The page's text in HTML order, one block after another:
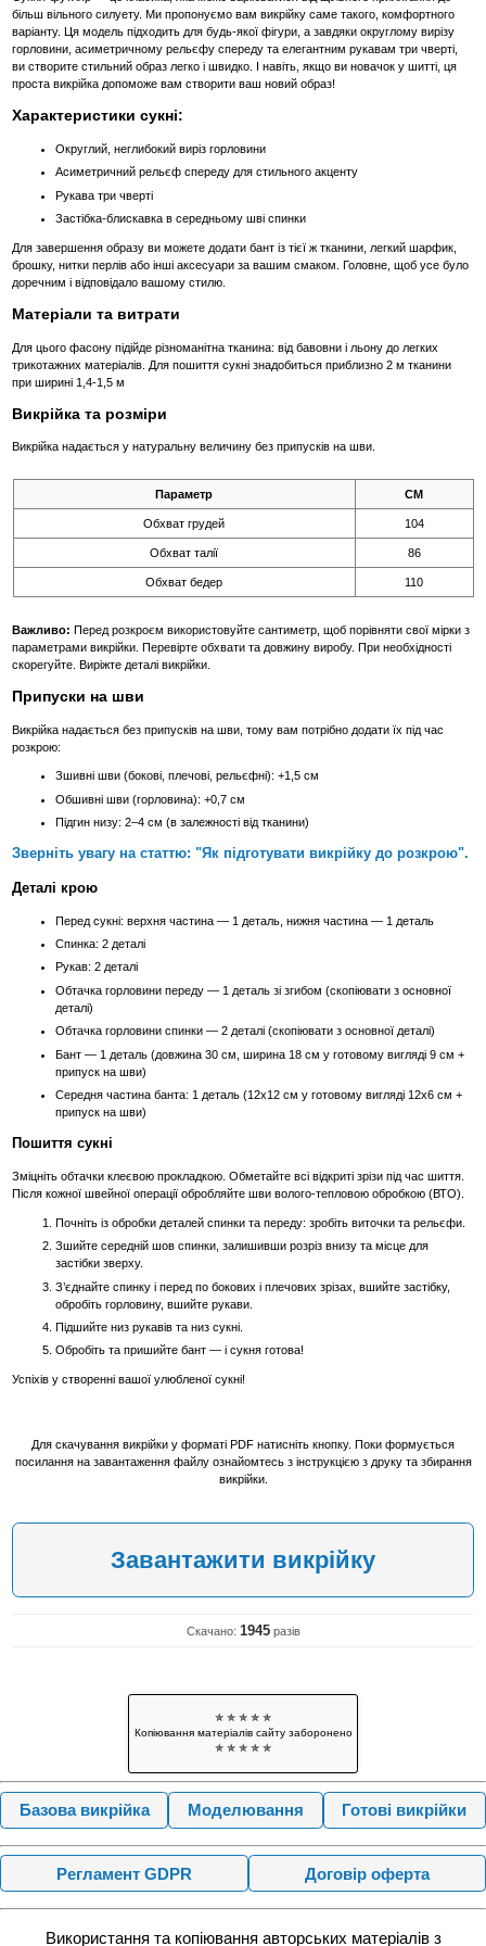
більш вільного силуету. Ми пропонуємо вам викрійку саме такого, комфортного
варіанту. Ця модель підходить для будь-якої фігури, а завдяки округлому вирізу
горловини, асиметричному рельєфу спереду та елегантним рукавам три чверті,
ви створите стильний образ легко і швидко. І навіть, якщо ви новачок у шитті, ця
проста викрійка допоможе вам створити ваш новий образ!
Характеристики сукні:
Округлий, неглибокий виріз горловини
Асиметричний рельєф спереду для стильного акценту
Рукава три чверті
Застібка-блискавка в середньому шві спинки
Для завершення образу ви можете додати бант із тієї ж тканини, легкий шарфик,
брошку, нитки перлів або інші аксесуари за вашим смаком. Головне, щоб усе було
доречним і відповідало вашому стилю.
Матеріали та витрати
Для цього фасону підійде різноманітна тканина: від бавовни і льону до легких
трикотажних матеріалів. Для пошиття сукні знадобиться приблизно 2 м тканини
при ширині 1,4-1,5 м
Викрійка та розміри
Викрійка надається у натуральну величину без припусків на шви.
Параметр СМ
Обхват грудей 104
Обхват талії 86
Обхват бедер 110
Важливо: Перед розкроєм використовуйте сантиметр, щоб порівняти свої мірки з
параметрами викрійки. Перевірте обхвати та довжину виробу. При необхідності
скорегуйте. Виріжте деталі викрійки.
Припуски на шви
Викрійка надається без припусків на шви, тому вам потрібно додати їх під час
розкрою:
Зшивні шви (бокові, плечові, рельєфні): +1,5 см
Обшивні шви (горловина): +0,7 см
Підгин низу: 2–4 см (в залежності від тканини)
Зверніть увагу на статтю: "Як підготувати викрійку до розкрою".
Деталі крою
Перед сукні: верхня частина — 1 деталь, нижня частина — 1 деталь
Спинка: 2 деталі
Рукав: 2 деталі
Обтачка горловини переду — 1 деталь зі згибом (скопіювати з основної
деталі)
Обтачка горловини спинки — 2 деталі (скопіювати з основної деталі)
Бант — 1 деталь (довжина 30 см, ширина 18 см у готовому вигляді 9 см +
припуск на шви)
Середня частина банта: 1 деталь (12х12 см у готовому вигляді 12х6 см +
припуск на шви)
Пошиття сукні
Зміцніть обтачки клеєвою прокладкою. Обметайте всі відкриті зрізи під час шиття.
Після кожної швейної операції обробляйте шви волого-тепловою обробкою (ВТО).
Почніть із обробки деталей спинки та переду: зробіть виточки та рельєфи.
Зшийте середній шов спинки, залишивши розріз внизу та місце для
застібки зверху.
З’єднайте спинку і перед по бокових і плечових зрізах, вшийте застібку,
обробіть горловину, вшийте рукави.
Підшийте низ рукавів та низ сукні.
Обробіть та пришийте бант — і сукня готова!
Успіхів у створенні вашої улюбленої сукні!
Для скачування викрійки у форматі PDF натисніть кнопку. Поки формується
посилання на завантаження файлу ознайомтесь з інструкцією з друку та збирання
викрійки.
Завантажити викрійку
Скачано: 1945разів
✯ ✯ ✯ ✯ ✯
Копіювання матеріалів сайту заборонено
✯ ✯ ✯ ✯ ✯
Базова викрійка Моделювання Готові викрійки
Регламент GDPR Договір оферта
Використання та копіювання авторських матеріалів з